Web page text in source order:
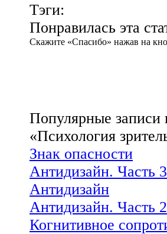
Тэги:
Понравилась эта
Скажите «Спасибо» нажав на
Популярные записи
«Психология
Знак опасности
Антидизайн. Часть
Антидизайн
Антидизайн. Часть
Когнитивное